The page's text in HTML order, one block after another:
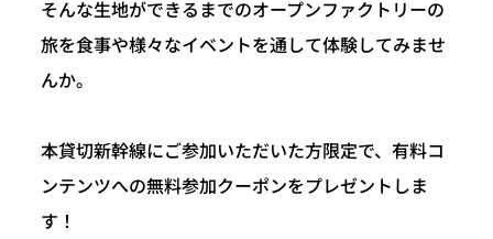
そんな生地ができるまでのオープンファクトリーの
旅を食事や様々なイベントを通して体験してみませ
んか。
本貸切新幹線にご参加いただいた方限定で、有料コ
ンテンツへの無料参加クーポンをプレゼントしま
す！